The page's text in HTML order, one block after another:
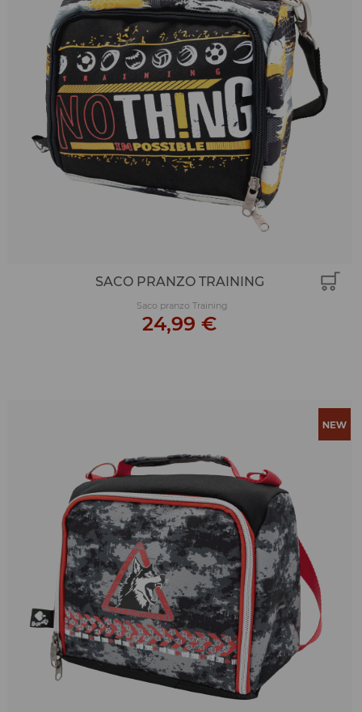
SACO PRANZO TRAINING
Saco pranzo Training
24,99 €